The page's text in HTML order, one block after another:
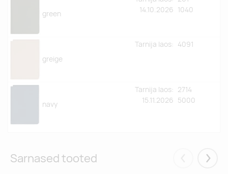
green
14.10.2026 1040
greige
Tarnija laos: 4091
navy
Tarnija laos:
15.11.2026
2714
5000
Sarnased tooted Eelmised